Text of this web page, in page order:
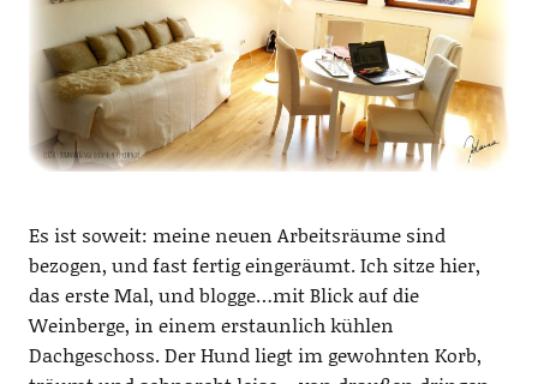
Es ist soweit: meine neuen Arbeitsräume sind
bezogen, und fast fertig eingeräumt. Ich sitze hier,
das erste Mal, und blogge…mit Blick auf die
Weinberge, in einem erstaunlich kühlen
Dachgeschoss. Der Hund liegt im gewohnten Korb,